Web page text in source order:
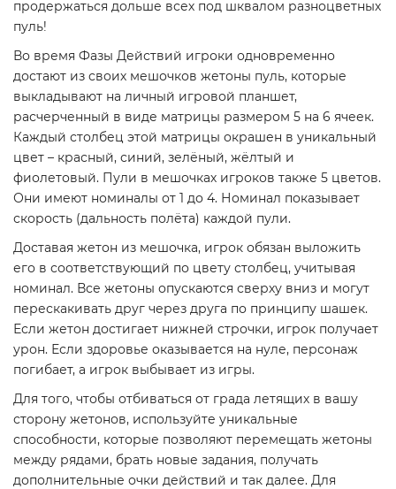
продержаться дольше всех под шквалом разноцветных
пуль!
Во время Фазы Действий игроки одновременно
достают из своих мешочков жетоны пуль, которые
выкладывают на личный игровой планшет,
расчерченный в виде матрицы размером 5 на 6 ячеек.
Каждый столбец этой матрицы окрашен в уникальный
цвет – красный, синий, зелёный, жёлтый и
фиолетовый. Пули в мешочках игроков также 5 цветов.
Они имеют номиналы от 1 до 4. Номинал показывает
скорость (дальность полёта) каждой пули.
Доставая жетон из мешочка, игрок обязан выложить
его в соответствующий по цвету столбец, учитывая
номинал. Все жетоны опускаются сверху вниз и могут
перескакивать друг через друга по принципу шашек.
Если жетон достигает нижней строчки, игрок получает
урон. Если здоровье оказывается на нуле, персонаж
погибает, а игрок выбывает из игры.
Для того, чтобы отбиваться от града летящих в вашу
сторону жетонов, используйте уникальные
способности, которые позволяют перемещать жетоны
между рядами, брать новые задания, получать
дополнительные очки действий и так далее. Для